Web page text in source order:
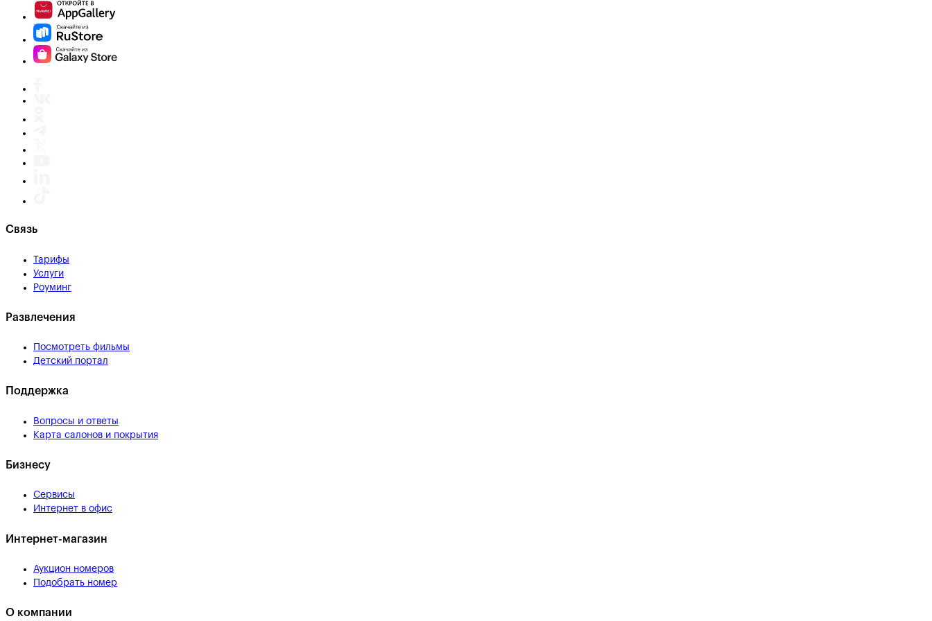
Связь
Тарифы
Услуги
Роуминг
Развлечения
Посмотреть фильмы
Детский портал
Поддержка
Вопросы и ответы
Карта салонов и покрытия
Бизнесу
Сервисы
Интернет в офис
Интернет-магазин
Аукцион номеров
Подобрать номер
О компании